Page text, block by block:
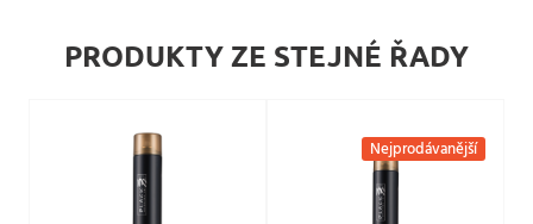
PRODUKTY ZE STEJNÉ ŘADY
Nejprodávanější